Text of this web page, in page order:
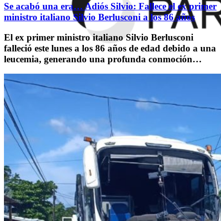
Se acabó una era… Adiós Silvio: Fallece el ex primer
ministro italiano Silvio Berlusconi a los 86 años
El ex primer ministro italiano Silvio Berlusconi
falleció este lunes a los 86 años de edad debido a una
leucemia, generando una profunda conmoción…